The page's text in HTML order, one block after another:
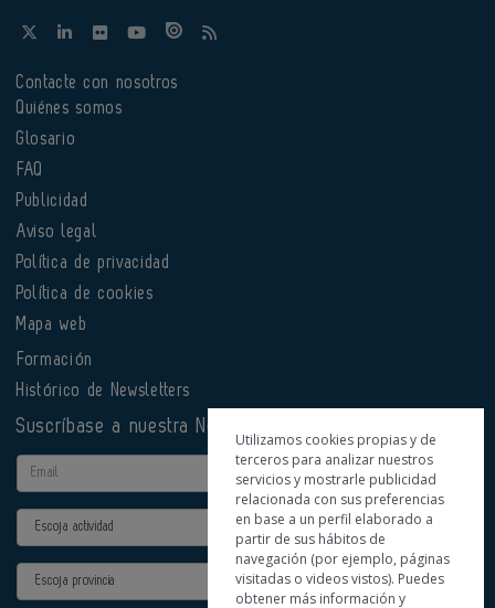
Contacte con nosotros
Quiénes somos
Glosario
FAQ
Publicidad
Aviso legal
Política de privacidad
Política de cookies
Mapa web
Formación
Histórico de Newsletters
Suscríbase a nuestra Newsletter
Email
Actividad
Provincia
Utilizamos cookies propias y de
terceros para analizar nuestros
servicios y mostrarle publicidad
relacionada con sus preferencias
en base a un perfil elaborado a
partir de sus hábitos de
navegación (por ejemplo, páginas
visitadas o videos vistos). Puedes
obtener más información y